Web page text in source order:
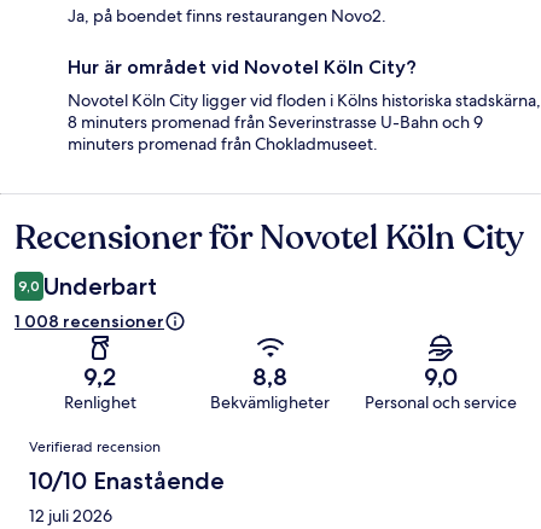
Ja, på boendet finns restaurangen Novo2.
Hur är området vid Novotel Köln City?
Novotel Köln City ligger vid floden i Kölns historiska stadskärna,
8 minuters promenad från Severinstrasse U-Bahn och 9
minuters promenad från Chokladmuseet.
Recensioner
Recensioner för Novotel Köln City
9,0 Underbart
1 008 recensioner
9,2
Renlighet
8,8
Bekvämligheter
9,0
Personal och service
Recensioner
Verifierad recension
10/10 Enastående
12 juli 2026